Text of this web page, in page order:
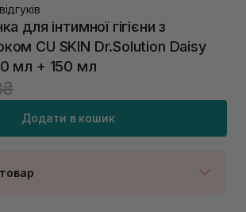
для інтимної гігієни з
CU SKIN Dr.Solution Daisy
мл + 150 мл
Додати в кошик